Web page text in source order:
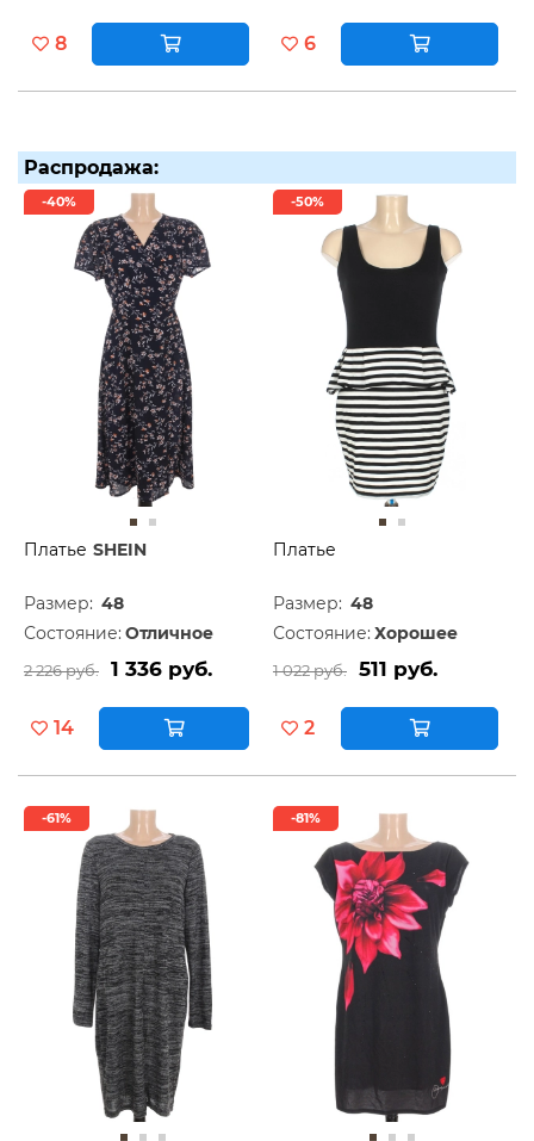
8 6
Распродажа:
-40%
Платье SHEIN
Размер: 48
Состояние: Отличное
2 226 руб. 1 336 руб.
14
-50%
Платье
Размер: 48
Состояние: Хорошее
1 022 руб. 511 руб.
2
-61% -81%